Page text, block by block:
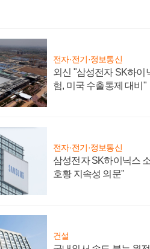
전자·전기·정보통신
외신 "삼성전자 SK하이
험, 미국 수출통제 대비"
전자·전기·정보통신
삼성전자 SK하이닉스
호황 지속성 의문"
건설